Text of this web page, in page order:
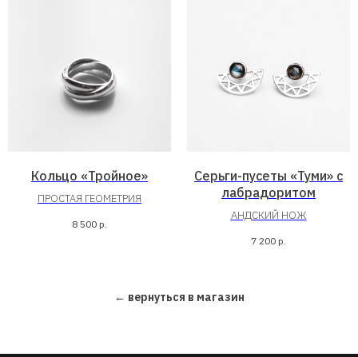
Кольцо «Тройное»
ПРОСТАЯ ГЕОМЕТРИЯ
8 500 р.
Серьги-пусеты «Туми» с
лабрадоритом
АНДСКИЙ НОЖ
7 200 р.
← вернуться в магазин